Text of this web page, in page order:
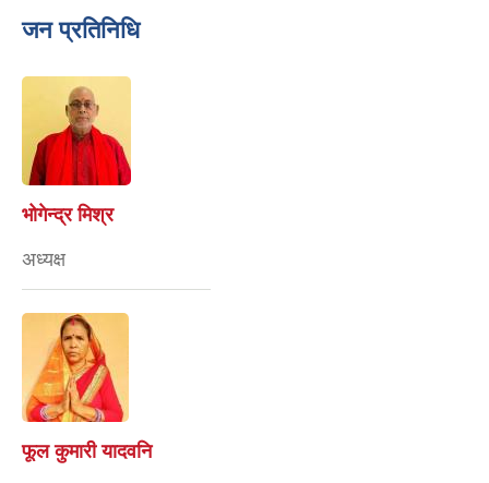
जन प्रतिनिधि
भोगेन्द्र मिश्र
अध्यक्ष
फूल कुमारी यादवनि